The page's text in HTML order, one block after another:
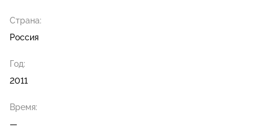
Страна:
Россия
Год:
2011
Время:
—